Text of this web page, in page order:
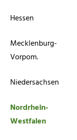
Hessen
Mecklenburg-
Vorpom.
Niedersachsen
Nordrhein-
Westfalen